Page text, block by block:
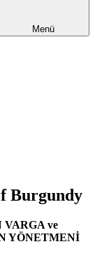
Menü
Burgundy
ve
YÖNETMENİ